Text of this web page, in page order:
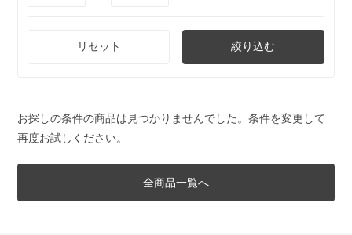
リセット 絞り込む
お探しの条件の商品は見つかりませんでした。条件を変更して
再度お試しください。
全商品一覧へ